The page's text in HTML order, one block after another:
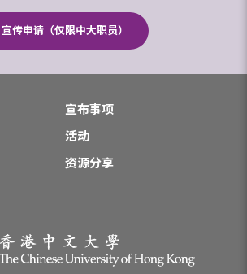
宣传申请（仅限中大职员）
宣布事项
活动
资源分享